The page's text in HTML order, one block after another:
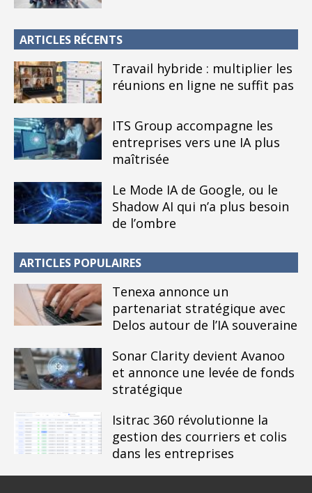
ARTICLES RÉCENTS
Travail hybride : multiplier les
réunions en ligne ne suffit pas
ITS Group accompagne les
entreprises vers une IA plus
maîtrisée
Le Mode IA de Google, ou le
Shadow AI qui n’a plus besoin
de l’ombre
ARTICLES POPULAIRES
Tenexa annonce un
partenariat stratégique avec
Delos autour de l’IA souveraine
Sonar Clarity devient Avanoo
et annonce une levée de fonds
stratégique
Isitrac 360 révolutionne la
gestion des courriers et colis
dans les entreprises